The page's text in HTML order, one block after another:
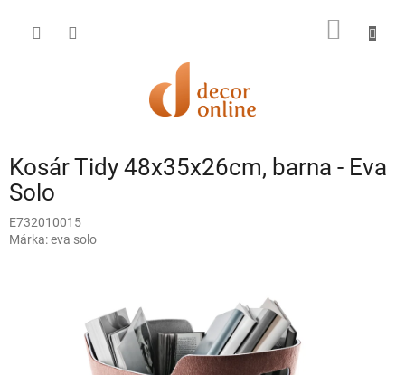
KOSÁR
Kosár Tidy 48x35x26cm, barna - Eva
Solo
E732010015
Márka:eva solo